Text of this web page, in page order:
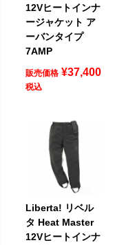
12Vヒートインナ
ージャケット ア
ーバンタイプ
7AMP
販売価格 ¥37,400
税込
Liberta! リベル
タ Heat Master
12Vヒートインナ